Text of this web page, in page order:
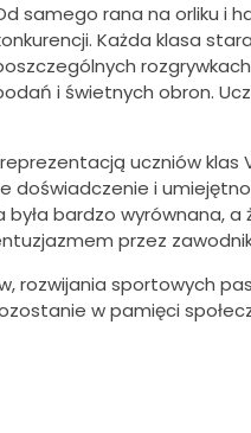
samego rana na orliku i
Każda klasa
i świetnych obron.
uczniów klas
doświadczenie i
bardzo wyrównana,
przez
rozwijania sportowych
w pamięci